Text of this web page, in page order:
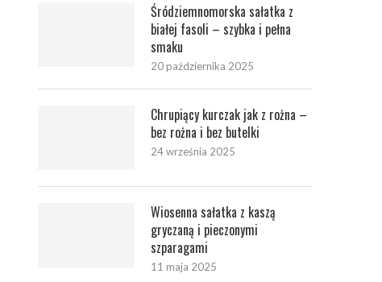
Śródziemnomorska sałatka z
białej fasoli – szybka i pełna
smaku
20 października 2025
Chrupiący kurczak jak z rożna –
bez rożna i bez butelki
24 września 2025
Wiosenna sałatka z kaszą
gryczaną i pieczonymi
szparagami
11 maja 2025